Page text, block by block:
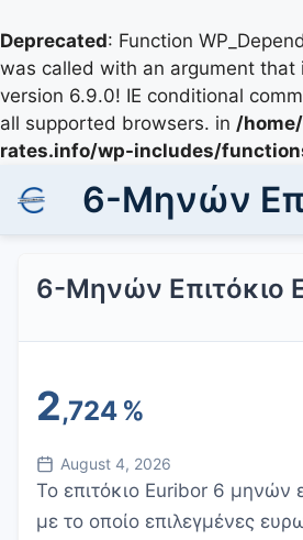
Deprecated: Function
was called with an argument that
version 6.9.0! IE conditional
all supported browsers. in /
rates.info/wp-includes/
6-Μηνών Επιτόκιο
2,724 %
August 4, 2026
Το επιτόκιο Euribor 6 μηνών
με το οποίο επιλεγμένες